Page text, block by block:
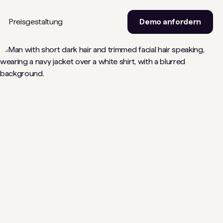
Preisgestaltung Demo anfordern